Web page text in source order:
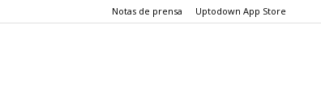
Notas de prensa Uptodown App Store